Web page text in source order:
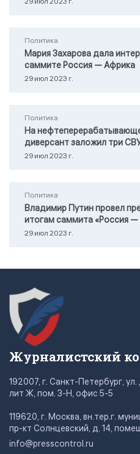
Политика
Мария Захарова дала
саммите Россия — Африка
29 июл 2023 г.
Политика
На
диверсант заложил три
29 июл 2023 г.
Политика
Владимир Путин провел
итогам саммита «Россия
29 июл 2023 г.
Журналистский
192007, г. Санкт-Петербург,
лит Ж, пом. 3-Н, офис 5-5
119620, г. Москва, вн.тер.г.
пр-кт Солнцевский, д. 14,
info@presscontrol.ru